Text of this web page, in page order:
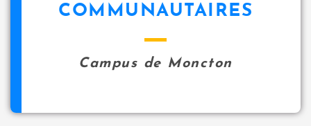
COMMUNAUTAIRES
Campus de Moncton